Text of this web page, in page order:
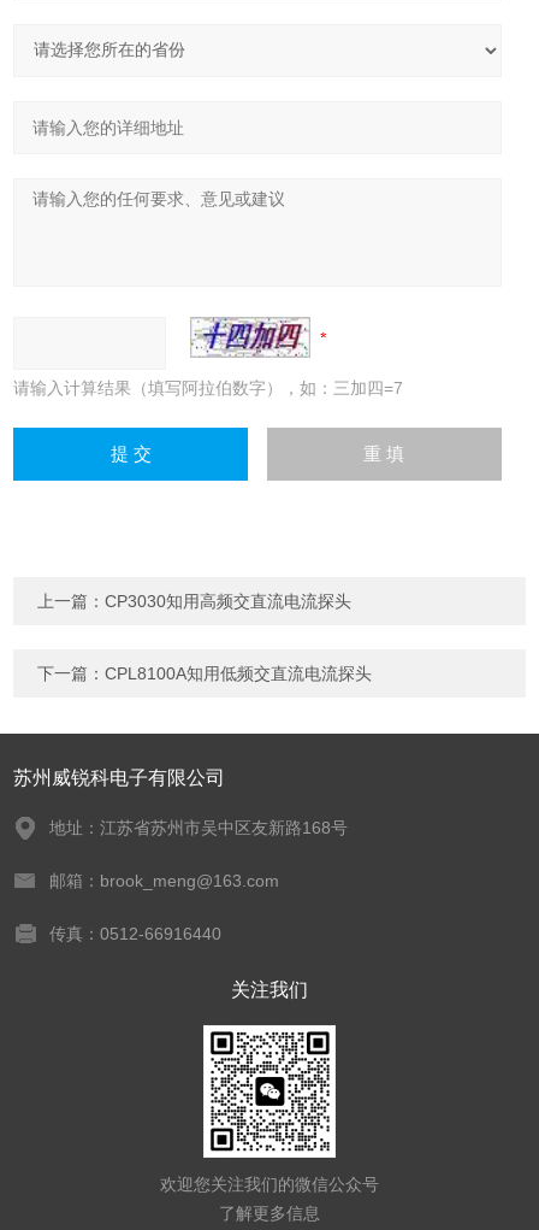
请输入计算结果（填写阿拉伯数字），如：三加四=7
上一篇：CP3030知用高频交直流电流探头
下一篇：CPL8100A知用低频交直流电流探头
苏州威锐科电子有限公司
地址：江苏省苏州市吴中区友新路168号
邮箱：brook_meng@163.com
传真：0512-66916440
关注我们
欢迎您关注我们的微信公众号
了解更多信息